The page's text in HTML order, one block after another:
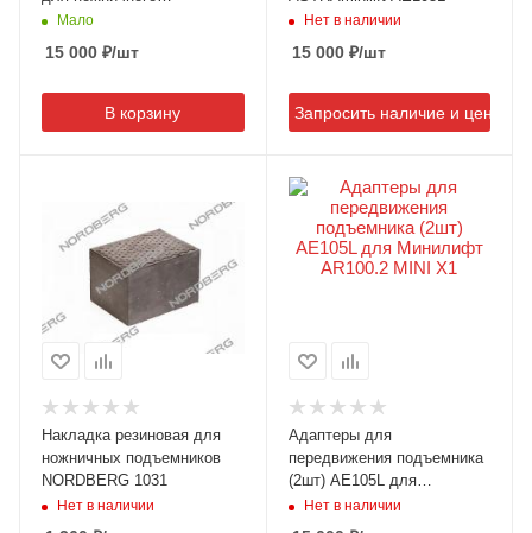
подъемника N636-3
3#AE1030
Мало
15 000 ₽/шт
В корзину
Нет в наличии
15 000₽/шт
Запросить наличие и цену
Накладка резиновая для
ножничных подъемников
NORDBERG 1031
Нет в наличии
Адаптеры для
передвижения подъемника
(2шт) AE105L для
Минилифт AR100.2 MINI X1
Нет в наличии